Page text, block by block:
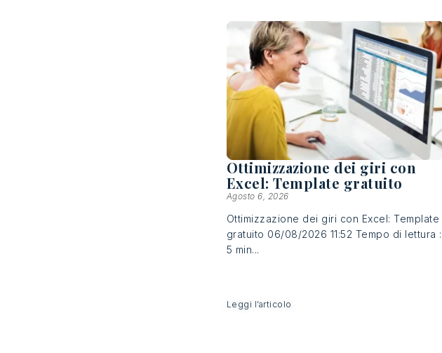
Ottimizzazione dei giri con
Excel: Template gratuito
Agosto 6, 2026
Ottimizzazione dei giri con Excel: Template
gratuito 06/08/2026 11:52 Tempo di lettura :
5 min...
Leggi l’articolo